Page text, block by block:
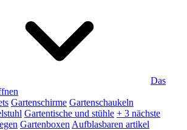
Das
Gartenschirme Gartenschaukeln
Gartentische und stühle + 3 nächste
Gartenboxen Aufblasbaren artikel